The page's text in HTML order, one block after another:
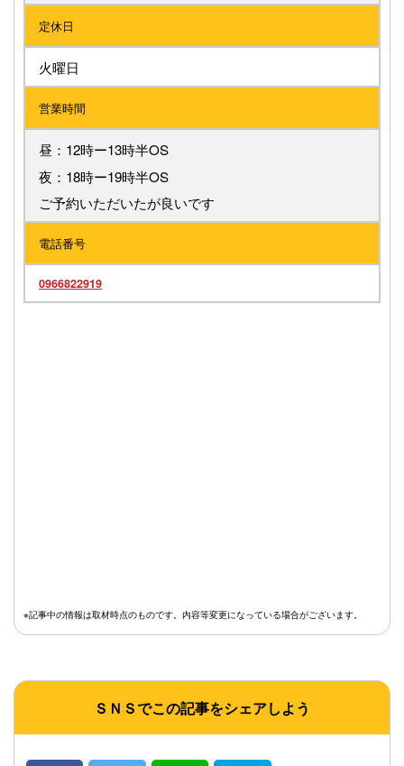
定休日
火曜日
営業時間
昼：12時ー13時半OS
夜：18時ー19時半OS
ご予約いただいたが良いです
電話番号
0966822919
※記事中の情報は取材時点のものです。内容等変更になっている場合がございます。
ＳＮＳでこの記事をシェアしよう